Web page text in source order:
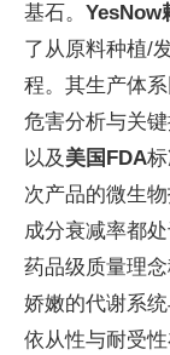
基石。 YesNow
了从原料种植/
程。其生产体
危害分析与关键
以及 美国FDA
次产品的微生
成分衰减率都
药品级质量理
娇嫩的代谢系
依从性与耐受性